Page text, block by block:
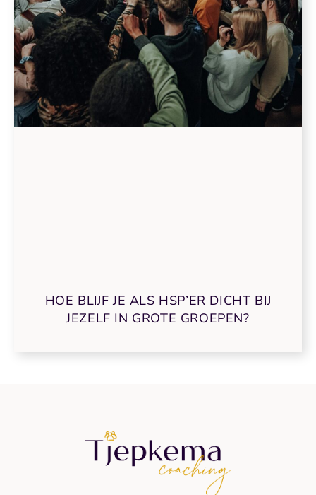
HOE BLIJF JE ALS HSP’ER DICHT BIJ
JEZELF IN GROTE GROEPEN?